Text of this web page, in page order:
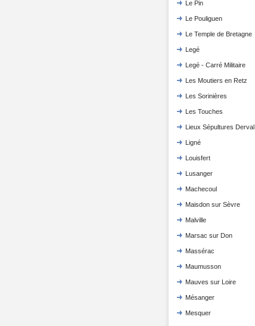
Le Pin
Le Pouliguen
Le Temple de Bretagne
Legé
Legé - Carré Militaire
Les Moutiers en Retz
Les Sorinières
Les Touches
Lieux Sépultures Derval
Ligné
Louisfert
Lusanger
Machecoul
Maisdon sur Sèvre
Malville
Marsac sur Don
Massérac
Maumusson
Mauves sur Loire
Mésanger
Mesquer